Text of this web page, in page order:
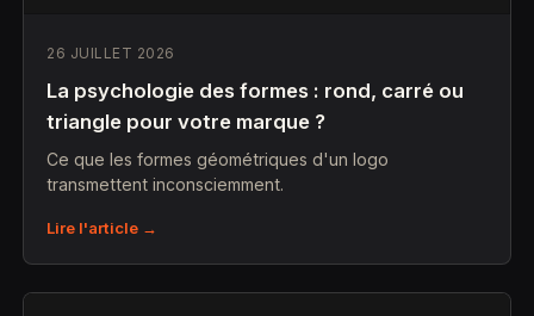
26 JUILLET 2026
La psychologie des formes : rond, carré ou
triangle pour votre marque ?
Ce que les formes géométriques d'un logo
transmettent inconsciemment.
Lire l'article →